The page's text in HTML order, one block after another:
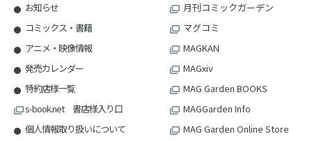
お知らせ
コミックス・書籍
アニメ・映像情報
発売カレンダー
特約店様一覧
s-book.net 書店様入り口
個人情報取り扱いについて
月刊コミックガーデン
マグコミ
MAGKAN
MAGxiv
MAG Garden BOOKS
MAGGarden Info
MAG Garden Online Store